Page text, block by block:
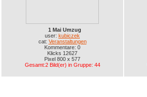
1 Mai Umzug
user: kubiczek
cat: Veranstaltungen
Kommentare: 0
Klicks 12627
Pixel 800 x 577
Gesamt:2 Bild(er) in Gruppe: 44